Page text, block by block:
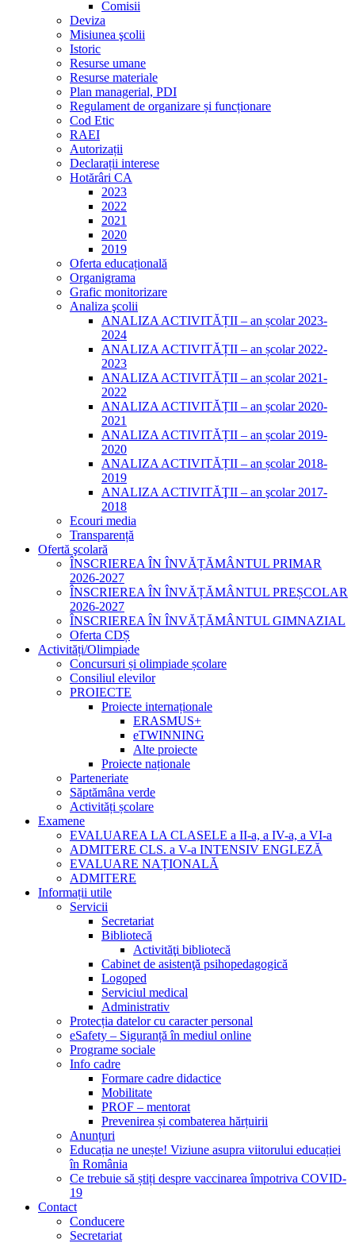
Comisii
Deviza
Misiunea şcolii
Istoric
Resurse umane
Resurse materiale
Plan managerial, PDI
Regulament de organizare și funcționare
Cod Etic
RAEI
Autorizații
Declarații interese
Hotărâri CA
2023
2022
2021
2020
2019
Oferta educațională
Organigrama
Grafic monitorizare
Analiza şcolii
ANALIZA ACTIVITĂȚII – an școlar 2023-
2024
ANALIZA ACTIVITĂȚII – an școlar 2022-
2023
ANALIZA ACTIVITĂȚII – an școlar 2021-
2022
ANALIZA ACTIVITĂȚII – an școlar 2020-
2021
ANALIZA ACTIVITĂȚII – an școlar 2019-
2020
ANALIZA ACTIVITĂȚII – an școlar 2018-
2019
ANALIZA ACTIVITĂŢII – an şcolar 2017-
2018
Ecouri media
Transparență
Ofertă şcolară
ÎNSCRIEREA ÎN ÎNVĂȚĂMÂNTUL PRIMAR
2026-2027
ÎNSCRIEREA ÎN ÎNVĂȚĂMÂNTUL PREȘCOLAR
2026-2027
ÎNSCRIEREA ÎN ÎNVĂȚĂMÂNTUL GIMNAZIAL
Oferta CDȘ
Activități/Olimpiade
Concursuri și olimpiade școlare
Consiliul elevilor
PROIECTE
Proiecte internaționale
ERASMUS+
eTWINNING
Alte proiecte
Proiecte naționale
Parteneriate
Săptămâna verde
Activități școlare
Examene
EVALUAREA LA CLASELE a II-a, a IV-a, a VI-a
ADMITERE CLS. a V-a INTENSIV ENGLEZĂ
EVALUARE NAȚIONALĂ
ADMITERE
Informații utile
Servicii
Secretariat
Bibliotecă
Activităţi bibliotecă
Cabinet de asistenţă psihopedagogică
Logoped
Serviciul medical
Administrativ
Protecția datelor cu caracter personal
eSafety – Siguranță în mediul online
Programe sociale
Info cadre
Formare cadre didactice
Mobilitate
PROF – mentorat
Prevenirea și combaterea hărțuirii
Anunțuri
Educația ne unește! Viziune asupra viitorului educației
în România
Ce trebuie să știți despre vaccinarea împotriva COVID-
19
Contact
Conducere
Secretariat